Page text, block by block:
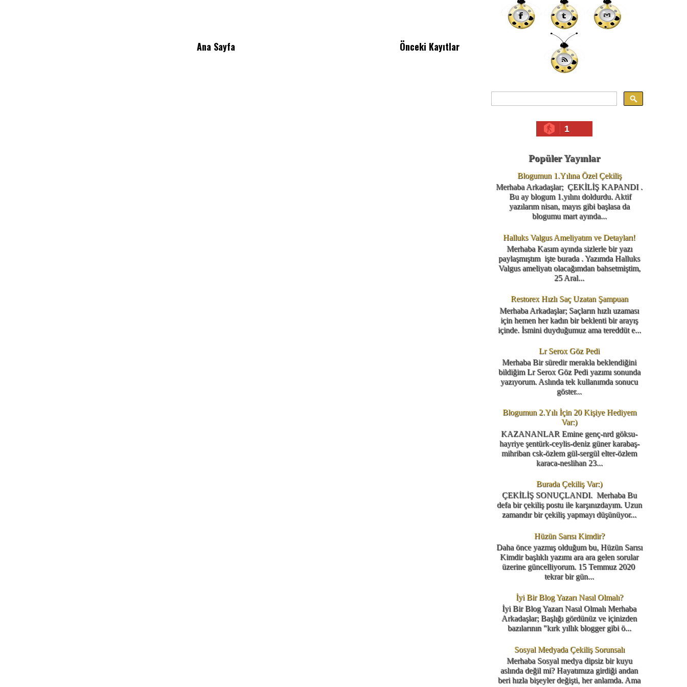
Önceki Kayıtlar
Ana Sayfa
1
Popüler Yayınlar
Blogumun 1.Yılına Özel Çekiliş
Merhaba Arkadaşlar; ÇEKİLİŞ KAPANDI .
Bu ay blogum 1.yılını doldurdu. Aktif
yazılarım nisan, mayıs gibi başlasa da
blogumu mart ayında...
Halluks Valgus Ameliyatım ve Detayları!
Merhaba Kasım ayında sizlerle bir yazı
paylaşmıştım işte burada . Yazımda Halluks
Valgus ameliyatı olacağımdan bahsetmiştim,
25 Aral...
Restorex Hızlı Saç Uzatan Şampuan
Merhaba Arkadaşlar; Saçların hızlı uzaması
için hemen her kadın bir beklenti bir arayış
içinde. İsmini duyduğumuz ama tereddüt e...
Lr Serox Göz Pedi
Merhaba Bir süredir merakla beklendiğini
bildiğim Lr Serox Göz Pedi yazımı sonunda
yazıyorum. Aslında tek kullanımda sonucu
göster...
Blogumun 2.Yılı İçin 20 Kişiye Hediyem
Var:)
KAZANANLAR Emine genç-nrd göksu-
hayriye şentürk-ceylis-deniz güner karabaş-
mihriban csk-özlem gül-sergül elter-özlem
karaca-neslihan 23...
Burada Çekiliş Var:)
ÇEKİLİŞ SONUÇLANDI. Merhaba Bu
defa bir çekiliş postu ile karşınızdayım. Uzun
zamandır bir çekiliş yapmayı düşünüyor...
Hüzün Sarısı Kimdir?
Daha önce yazmış olduğum bu, Hüzün Sarısı
Kimdir başlıklı yazımı ara ara gelen sorular
üzerine güncelliyorum. 15 Temmuz 2020
tekrar bir gün...
İyi Bir Blog Yazarı Nasıl Olmalı?
İyi Bir Blog Yazarı Nasıl Olmalı Merhaba
Arkadaşlar; Başlığı gördünüz ve içinizden
bazılarının "kırk yıllık blogger gibi ö...
Sosyal Medyada Çekiliş Sorunsalı
Merhaba Sosyal medya dipsiz bir kuyu
aslında değil mi? Hayatımıza girdiği andan
beri hızla bişeyler değişti, her anlamda. Ama